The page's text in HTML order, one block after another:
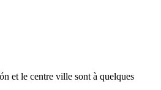
et le centre ville sont à quelques